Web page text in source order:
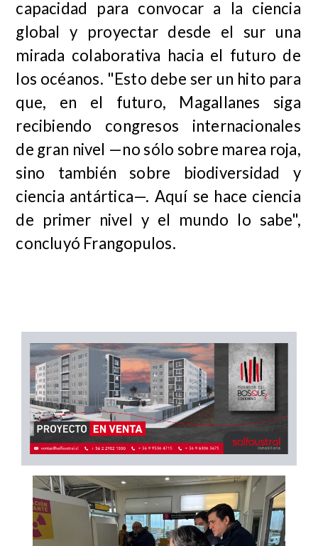
capacidad para convocar a la ciencia
global y proyectar desde el sur una
mirada colaborativa hacia el futuro de
los océanos. "Esto debe ser un hito para
que, en el futuro, Magallanes siga
recibiendo congresos internacionales
de gran nivel —no sólo sobre marea roja,
sino también sobre biodiversidad y
ciencia antártica—. Aquí se hace ciencia
de primer nivel y el mundo lo sabe",
concluyó Frangopulos.